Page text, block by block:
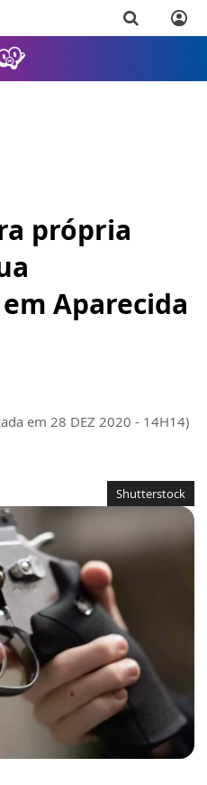
própria
Aparecida
em 28 DEZ 2020 - 14H14)
Shutterstock